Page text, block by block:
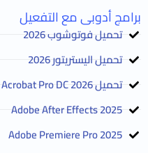
برامج أدوبى مع التفعيل
تحميل فوتوشوب 2026
تحميل اليستريتور 2026
تحميل Acrobat Pro DC 2026 كامل
Adobe After Effects 2025
Adobe Premiere Pro 2025